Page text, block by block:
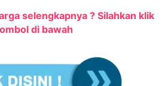
selengkapnya ? Silahkan klik
di bawah